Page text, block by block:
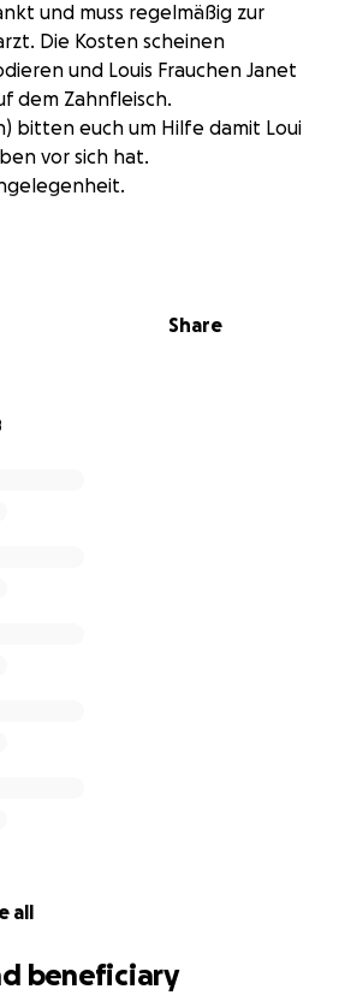
und muss regelmäßig zur
Die Kosten scheinen
und Louis Frauchen Janet
dem Zahnfleisch.
bitten euch um Hilfe damit Loui
vor sich hat.
lautes Wuff
Share
all
beneficiary